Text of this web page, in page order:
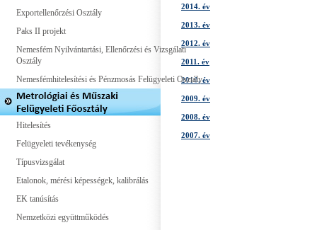
Exportellenőrzési Osztály
Paks II projekt
Nemesfém Nyilvántartási, Ellenőrzési és Vizsgálati
Osztály
Nemesfémhitelesítési és Pénzmosás Felügyeleti Osztály
Hitelesítés
Felügyeleti tevékenység
Típusvizsgálat
Etalonok, mérési képességek, kalibrálás
EK tanúsítás
Nemzetközi együttműködés
2014. év
2013. év
2012. év
2011. év
2010. év
2009. év
2008. év
2007. év